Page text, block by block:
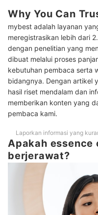
3
Untuk kulit berjerawat
istirahatkan kulit
bahan pelembap
4
Penting! Tekstur
produk dengan
kondisi kulit
Peringkat Essence untuk
Baca juga rekomendasi
sini
Why You Can
mybest adalah layanan
meregistrasikan lebih dari
dengan penelitian yang
dibuat melalui proses
kebutuhan pembaca serta
bidangnya. Dengan artikel
hasil riset mendalam dan
memberikan konten yang
pembaca kami.
Laporkan informasi yang
Apakah
berjerawat?